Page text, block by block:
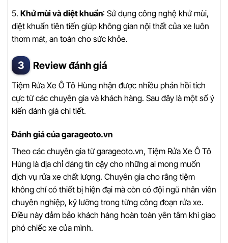
5. Khử mùi và diệt khuẩn: Sử dụng công nghệ khử mùi,
diệt khuẩn tiên tiến giúp không gian nội thất của xe luôn
thơm mát, an toàn cho sức khỏe.
Review đánh giá
Tiệm Rửa Xe Ô Tô Hùng nhận được nhiều phản hồi tích
cực từ các chuyên gia và khách hàng. Sau đây là một số ý
kiến đánh giá chi tiết.
Đánh giá của garageoto.vn
Theo các chuyên gia từ garageoto.vn, Tiệm Rửa Xe Ô Tô
Hùng là địa chỉ đáng tin cậy cho những ai mong muốn
dịch vụ rửa xe chất lượng. Chuyên gia cho rằng tiệm
không chỉ có thiết bị hiện đại mà còn có đội ngũ nhân viên
chuyên nghiệp, kỹ lưỡng trong từng công đoạn rửa xe.
Điều này đảm bảo khách hàng hoàn toàn yên tâm khi giao
phó chiếc xe của mình.